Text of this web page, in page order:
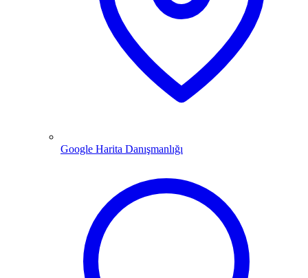
Google Harita Danışmanlığı